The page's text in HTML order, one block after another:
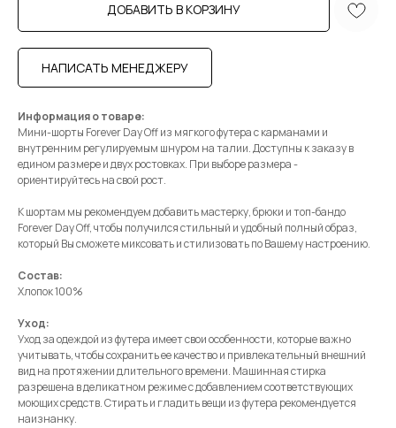
ДОБАВИТЬ В КОРЗИНУ
НАПИСАТЬ МЕНЕДЖЕРУ
Информация о товаре:
Мини-шорты Forever Day Off из мягкого футера с карманами и
внутренним регулируемым шнуром на талии. Доступны к заказу в
едином размере и двух ростовках. При выборе размера -
ориентируйтесь на свой рост.
К шортам мы рекомендуем добавить мастерку, брюки и топ-бандо
Forever Day Off, чтобы получился стильный и удобный полный образ,
который Вы сможете миксовать и стилизовать по Вашему настроению.
Состав:
Хлопок 100%
Уход:
Уход за одеждой из футера имеет свои особенности, которые важно
учитывать, чтобы сохранить ее качество и привлекательный внешний
вид на протяжении длительного времени. Машинная стирка
разрешена в деликатном режиме с добавлением соответствующих
моющих средств. Стирать и гладить вещи из футера рекомендуется
наизнанку.